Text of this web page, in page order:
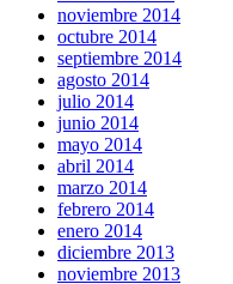
noviembre 2014
octubre 2014
septiembre 2014
agosto 2014
julio 2014
junio 2014
mayo 2014
abril 2014
marzo 2014
febrero 2014
enero 2014
diciembre 2013
noviembre 2013